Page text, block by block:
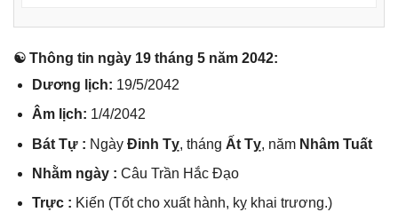
☯ Thônɡ tin ngày 19 thánɡ 5 năm 2042:
Dươnɡ lịch: 19/5/2042
Âm lịch: 1/4/2042
Bát Tự : Ngày Đinh Tỵ, thánɡ Ất Tỵ, năm Nhâm Tuất
Nhằm ngày : Câu Trần Hắc Đạo
Trực : Kiến (Tốt cho xuất hành, kỵ khai trương.)